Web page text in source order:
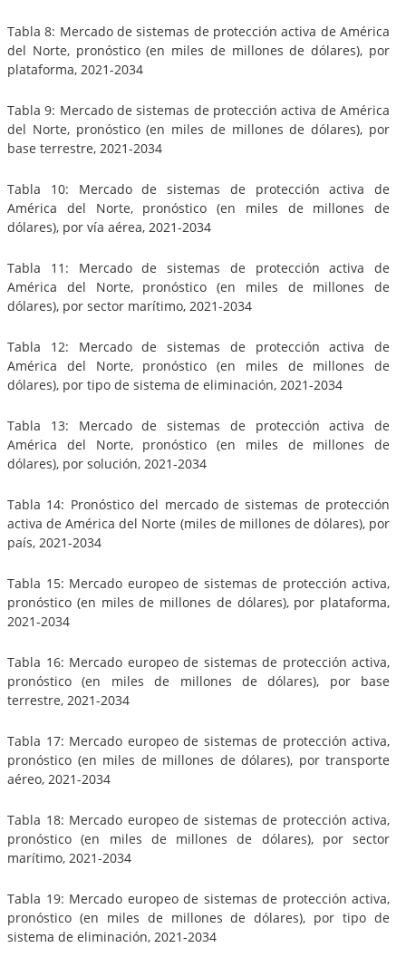
Tabla 8: Mercado de sistemas de protección activa de América
del Norte, pronóstico (en miles de millones de dólares), por
plataforma, 2021-2034
Tabla 9: Mercado de sistemas de protección activa de América
del Norte, pronóstico (en miles de millones de dólares), por
base terrestre, 2021-2034
Tabla 10: Mercado de sistemas de protección activa de
América del Norte, pronóstico (en miles de millones de
dólares), por vía aérea, 2021-2034
Tabla 11: Mercado de sistemas de protección activa de
América del Norte, pronóstico (en miles de millones de
dólares), por sector marítimo, 2021-2034
Tabla 12: Mercado de sistemas de protección activa de
América del Norte, pronóstico (en miles de millones de
dólares), por tipo de sistema de eliminación, 2021-2034
Tabla 13: Mercado de sistemas de protección activa de
América del Norte, pronóstico (en miles de millones de
dólares), por solución, 2021-2034
Tabla 14: Pronóstico del mercado de sistemas de protección
activa de América del Norte (miles de millones de dólares), por
país, 2021-2034
Tabla 15: Mercado europeo de sistemas de protección activa,
pronóstico (en miles de millones de dólares), por plataforma,
2021-2034
Tabla 16: Mercado europeo de sistemas de protección activa,
pronóstico (en miles de millones de dólares), por base
terrestre, 2021-2034
Tabla 17: Mercado europeo de sistemas de protección activa,
pronóstico (en miles de millones de dólares), por transporte
aéreo, 2021-2034
Tabla 18: Mercado europeo de sistemas de protección activa,
pronóstico (en miles de millones de dólares), por sector
marítimo, 2021-2034
Tabla 19: Mercado europeo de sistemas de protección activa,
pronóstico (en miles de millones de dólares), por tipo de
sistema de eliminación, 2021-2034